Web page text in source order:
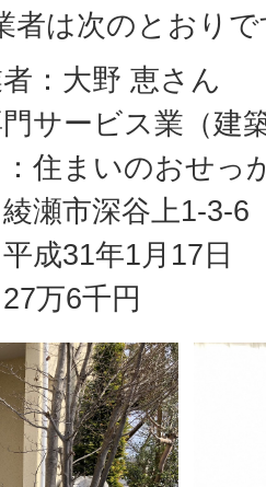
者は次のとおり
：大野 恵さん
サービス業（建
住まいのおせっ
瀬市深谷上1-3-6
成31年1月17日
万6千円